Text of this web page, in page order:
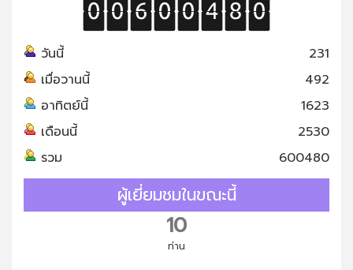
วันนี้
231
เมื่อวานนี้
492
อาทิตย์นี้
1623
เดือนนี้
2530
รวม
600480
ผู้เยี่ยมชมในขณะนี้
10
ท่าน